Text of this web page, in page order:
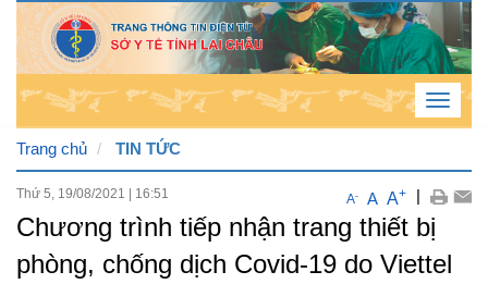
Thứ
5 , 6
/ 8 /
Toggle
Trang chủ
TIN TỨC
Thứ 5, 19/08/2021 16:51 A- A A+ |
Chương trình tiếp nhận trang thiết bị
phòng, chống dịch Covid-19 do Viettel